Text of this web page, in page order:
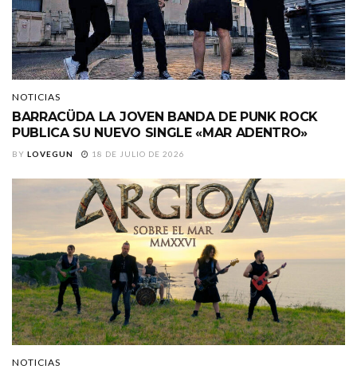
NOTICIAS
BARRACÜDA LA JOVEN BANDA DE PUNK ROCK
PUBLICA SU NUEVO SINGLE «MAR ADENTRO»
BY LOVEGUN 18 DE JULIO DE 2026
NOTICIAS